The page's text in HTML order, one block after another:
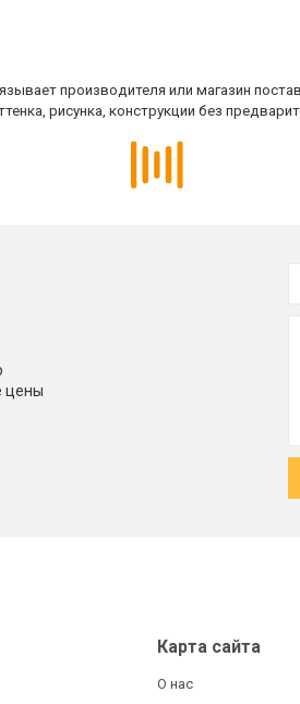
производителя или магазин
рисунка, конструкции без
цены
Карта сайта
О нас